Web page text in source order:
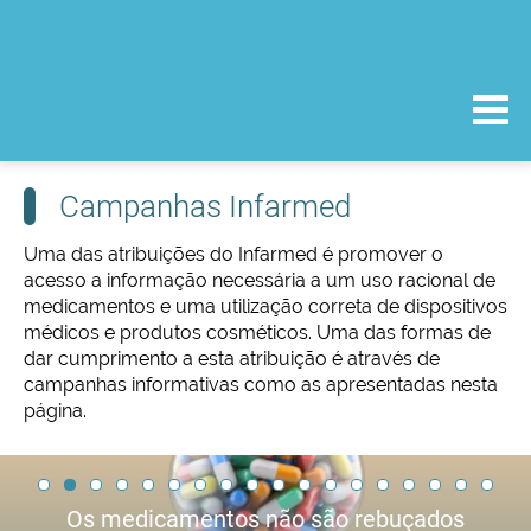
Campanhas Infarmed
Uma das atribuições do Infarmed é promover o
acesso a informação necessária a um uso racional de
medicamentos e uma utilização correta de dispositivos
médicos e produtos cosméticos. Uma das formas de
dar cumprimento a esta atribuição é através de
campanhas informativas como as apresentadas nesta
página.
MedSafetyWeek 2025
Os medicamentos não são rebuçados
#MedSafetyWeek 2024
Med Safety Week 2019
#PodeConfiar
Campanha europeia sobre efeitos
Contrafação/Pangea II e III - 2009/2010
Medicamentos genéricos - 2009
Contrafação/Medicamentos e internet I e II -
Medicamentos genéricos - 2007
Medicamentos genéricos - 2016
Novo pacote do medicamento - 2010
Qualidade do medicamento - 2015
SCOPE/Notificar efeitos secundários - 2016
Fakeshare/Falsificação de medicamentos -
Condução e medicamentos - 2004
Medicamentos genéricos - 2004
Notificar efeitos secundários aos